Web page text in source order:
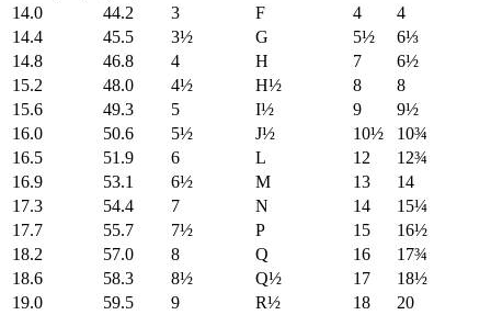
14.0
44.2 3 F 4
4
14.4
45.5 3½ G 5½
6⅓
14.8
46.8 4 H 7
6½
15.2
48.0 4½ H½ 8
8
15.6
49.3 5 I½ 9
9½
16.0
50.6 5½ J½ 10½
10¾
16.5
51.9 6 L 12
12¾
16.9
53.1 6½ M 13
14
17.3
54.4 7 N 14
15¼
17.7
55.7 7½ P 15
16½
18.2
57.0 8 Q 16
17¾
18.6
58.3 8½ Q½ 17
18½
19.0
59.5 9 R½ 18
20